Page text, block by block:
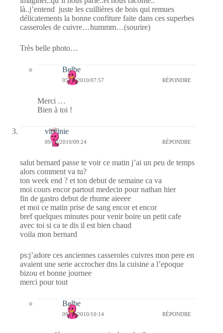
là..j’entend juste les cuillières de bois qui remues
délicatements la bonne confiture faite dans ces superbes
casseroles de cuivre…hummm…(sourire)
Très belle photo…
Belbe
05/03/2010/07:57 RÉPONDRE
Merci …
Bien à toi !
virginie
09/02/2010/09:24 RÉPONDRE
salut bernard passe te voir ce matin j’ai un peu de temps
alors comment va tu?
ton week end ? et ton debut de semaine ca va
moi cours encor partout medecin pour nathan hier
fin de gastro debut de rhume aieeee
et moi ce matin prise de sang encor et encor
bref quelques minutes pour venir boire un petit cafe
avec toi si ca te dis il est bien chaud
voila mon bernard
ps:j’adore ces anciennes casseroles cuivres mon pere en
avaient une serie accrocher dns la cuisine a l’epoque
bizou et bonne journee
merci pour tout
Belbe
09/02/2010/10:14 RÉPONDRE